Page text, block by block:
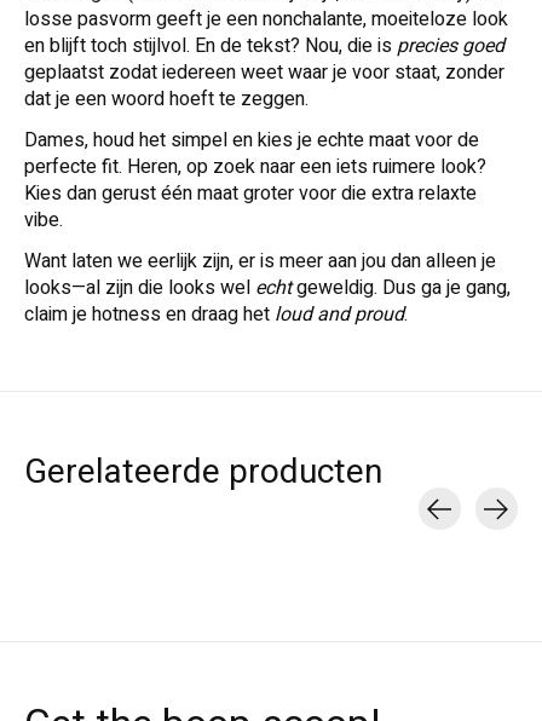
losse pasvorm geeft je een nonchalante, moeiteloze look
en blijft toch stijlvol. En de tekst? Nou, die isprecies goed
geplaatst zodat iedereen weet waar je voor staat, zonder
dat je een woord hoeft te zeggen.
Dames, houd het simpel en kies je echte maat voor de
perfecte fit. Heren, op zoek naar een iets ruimere look?
Kies dan gerust één maat groter voor die extra relaxte
vibe.
Want laten we eerlijk zijn, er is meer aan jou dan alleen je
looks—al zijn die looks wel echtgeweldig. Dus ga je gang,
claim je hotness en draag het loud and proud.
Gerelateerde producten